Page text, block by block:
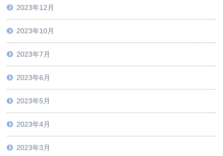
2023年12月
2023年10月
2023年7月
2023年6月
2023年5月
2023年4月
2023年3月